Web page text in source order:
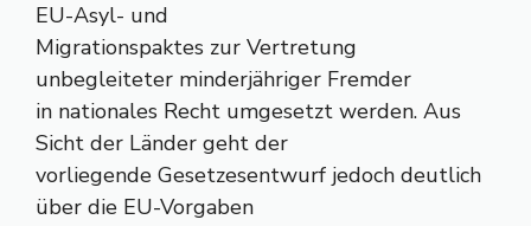
EU-Asyl- und
Migrationspaktes zur Vertretung
unbegleiteter minderjähriger Fremder
in nationales Recht umgesetzt werden. Aus
Sicht der Länder geht der
vorliegende Gesetzesentwurf jedoch deutlich
über die EU-Vorgaben